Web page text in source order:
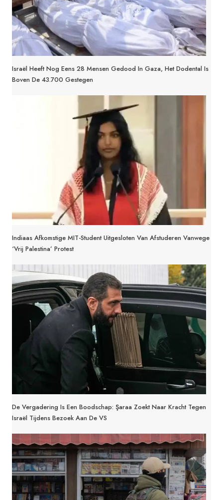
Israël Heeft Nog Eens 28 Mensen Gedood In Gaza, Het Dodental Is
Boven De 43.700 Gestegen
Indiaas Afkomstige MIT-Student Uitgesloten Van Afstuderen Vanwege
‘Vrij Palestina’ Protest
De Vergadering Is Een Boodschap: Şaraa Zoekt Naar Kracht Tegen
Israël Tijdens Bezoek Aan De VS